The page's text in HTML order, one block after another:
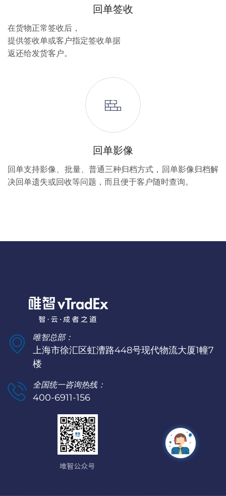
回单签收
在货物正常签收后，
提供签收单或客户指定签收单据
返还给发货客户。
回单影像
回单支持影像、批量、普通三种归档方式，回单影像归档解
决回单遗失或回收等问题，而且便于客户随时查询。
唯智总部：
上海市徐汇区虹漕路448号现代物流大厦1幢7
楼
全国统一咨询热线：
400-6911-156